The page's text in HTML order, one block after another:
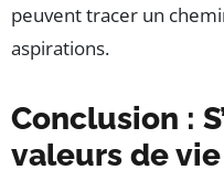
peuvent tracer un
aspirations.
Conclusion :
valeurs de vie